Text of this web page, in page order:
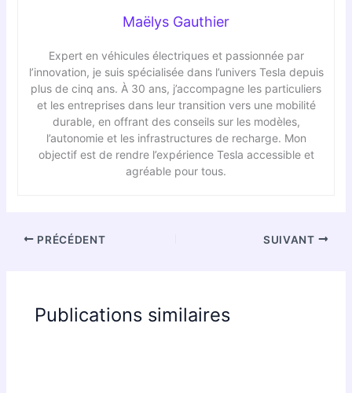
Maëlys Gauthier
Expert en véhicules électriques et passionnée par
l’innovation, je suis spécialisée dans l’univers Tesla depuis
plus de cinq ans. À 30 ans, j’accompagne les particuliers
et les entreprises dans leur transition vers une mobilité
durable, en offrant des conseils sur les modèles,
l’autonomie et les infrastructures de recharge. Mon
objectif est de rendre l’expérience Tesla accessible et
agréable pour tous.
PRÉCÉDENT SUIVANT
Publications similaires